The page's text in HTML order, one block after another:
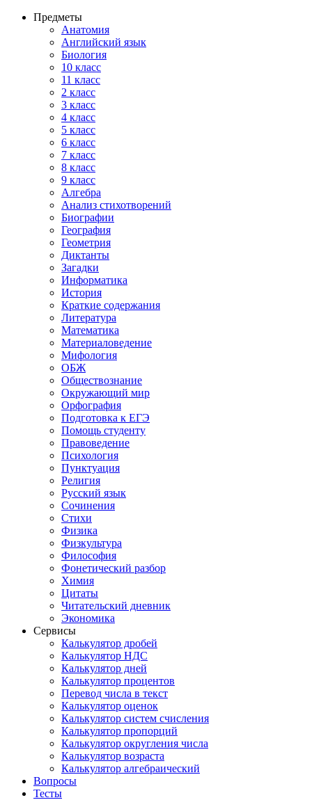
Предметы
Анатомия
Английский язык
Биология
10 класс
11 класс
2 класс
3 класс
4 класс
5 класс
6 класс
7 класс
8 класс
9 класс
Алгебра
Анализ стихотворений
Биографии
География
Геометрия
Диктанты
Загадки
Информатика
История
Краткие содержания
Литература
Математика
Материаловедение
Мифология
ОБЖ
Обществознание
Окружающий мир
Орфография
Подготовка к ЕГЭ
Помощь студенту
Правоведение
Психология
Пунктуация
Религия
Русский язык
Сочинения
Стихи
Физика
Физкультура
Философия
Фонетический разбор
Химия
Цитаты
Читательский дневник
Экономика
Сервисы
Калькулятор дробей
Калькулятор НДС
Калькулятор дней
Калькулятор процентов
Перевод числа в текст
Калькулятор оценок
Калькулятор систем счисления
Калькулятор пропорций
Калькулятор округления числа
Калькулятор возраста
Калькулятор алгебраический
Вопросы
Тесты